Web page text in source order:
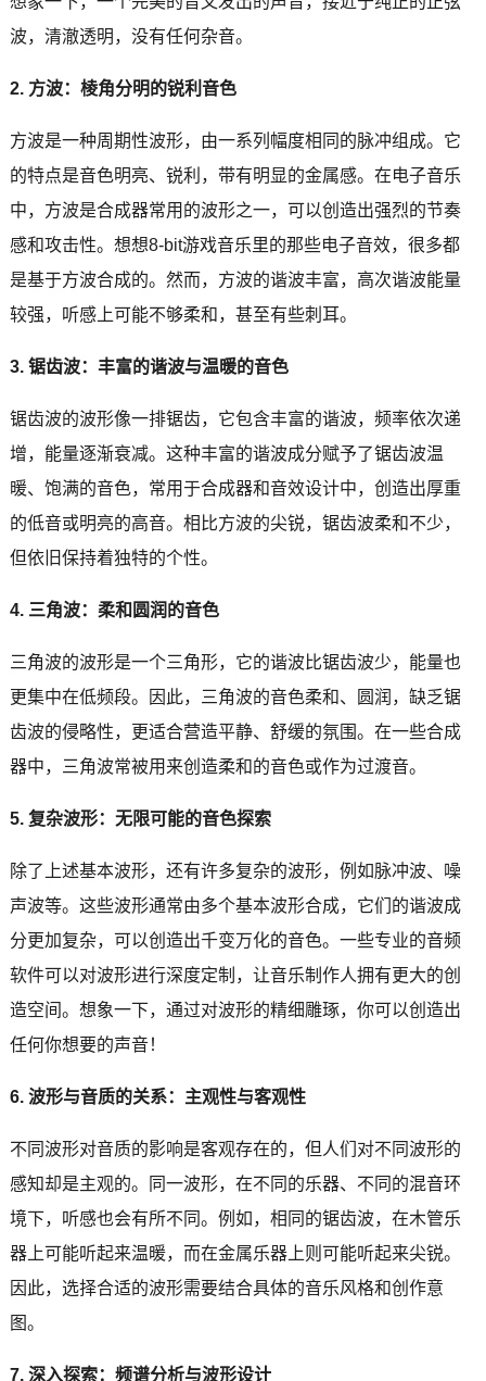
波，清澈透明，没有任何杂音。
2. 方波：棱角分明的锐利音色
方波是一种周期性波形，由一系列幅度相同的脉冲组成。它
的特点是音色明亮、锐利，带有明显的金属感。在电子音乐
中，方波是合成器常用的波形之一，可以创造出强烈的节奏
感和攻击性。想想8-bit游戏音乐里的那些电子音效，很多都
是基于方波合成的。然而，方波的谐波丰富，高次谐波能量
较强，听感上可能不够柔和，甚至有些刺耳。
3. 锯齿波：丰富的谐波与温暖的音色
锯齿波的波形像一排锯齿，它包含丰富的谐波，频率依次递
增，能量逐渐衰减。这种丰富的谐波成分赋予了锯齿波温
暖、饱满的音色，常用于合成器和音效设计中，创造出厚重
的低音或明亮的高音。相比方波的尖锐，锯齿波柔和不少，
但依旧保持着独特的个性。
4. 三角波：柔和圆润的音色
三角波的波形是一个三角形，它的谐波比锯齿波少，能量也
更集中在低频段。因此，三角波的音色柔和、圆润，缺乏锯
齿波的侵略性，更适合营造平静、舒缓的氛围。在一些合成
器中，三角波常被用来创造柔和的音色或作为过渡音。
5. 复杂波形：无限可能的音色探索
除了上述基本波形，还有许多复杂的波形，例如脉冲波、噪
声波等。这些波形通常由多个基本波形合成，它们的谐波成
分更加复杂，可以创造出千变万化的音色。一些专业的音频
软件可以对波形进行深度定制，让音乐制作人拥有更大的创
造空间。想象一下，通过对波形的精细雕琢，你可以创造出
任何你想要的声音！
6. 波形与音质的关系：主观性与客观性
不同波形对音质的影响是客观存在的，但人们对不同波形的
感知却是主观的。同一波形，在不同的乐器、不同的混音环
境下，听感也会有所不同。例如，相同的锯齿波，在木管乐
器上可能听起来温暖，而在金属乐器上则可能听起来尖锐。
因此，选择合适的波形需要结合具体的音乐风格和创作意
图。
7. 深入探索：频谱分析与波形设计